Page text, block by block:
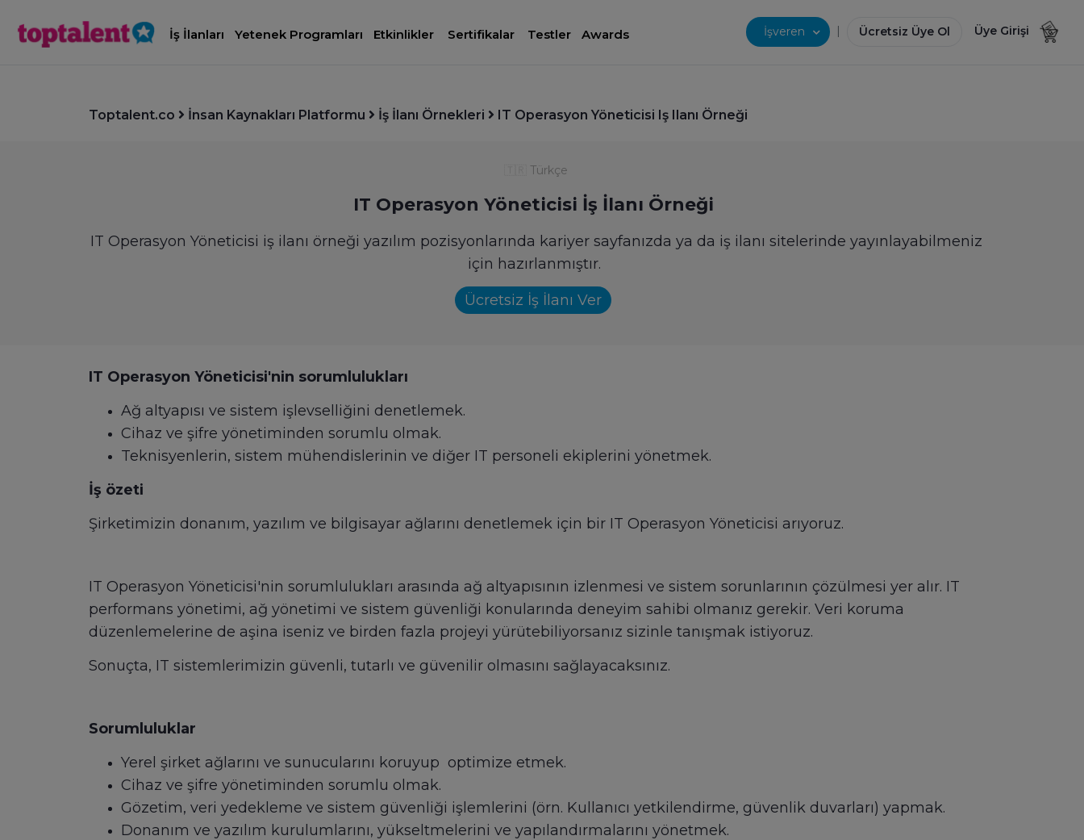
İş İlanları Yetenek Programları Etkinlikler Sertifikalar Testler Awards İşveren | Ücretsiz Üye Ol Üye Girişi
Toptalent.co İnsan Kaynakları Platformu İş İlanı Örnekleri IT Operasyon Yöneticisi Iş Ilanı Örneği
Türkçe
IT Operasyon Yöneticisi İş İlanı Örneği
IT Operasyon Yöneticisi iş ilanı örneği yazılım pozisyonlarında kariyer sayfanızda ya da iş ilanı sitelerinde yayınlayabilmeniz
için hazırlanmıştır.
Ücretsiz İş İlanı Ver
IT Operasyon Yöneticisi'nin sorumlulukları
Ağ altyapısı ve sistem işlevselliğini denetlemek.
Cihaz ve şifre yönetiminden sorumlu olmak.
Teknisyenlerin, sistem mühendislerinin ve diğer IT personeli ekiplerini yönetmek.
İş özeti
Şirketimizin donanım, yazılım ve bilgisayar ağlarını denetlemek için bir IT Operasyon Yöneticisi arıyoruz.
IT Operasyon Yöneticisi'nin sorumlulukları arasında ağ altyapısının izlenmesi ve sistem sorunlarının çözülmesi yer alır. IT
performans yönetimi, ağ yönetimi ve sistem güvenliği konularında deneyim sahibi olmanız gerekir. Veri koruma
düzenlemelerine de aşina iseniz ve birden fazla projeyi yürütebiliyorsanız sizinle tanışmak istiyoruz.
Sonuçta, IT sistemlerimizin güvenli, tutarlı ve güvenilir olmasını sağlayacaksınız.
Sorumluluklar
Yerel şirket ağlarını ve sunucularını koruyup optimize etmek.
Cihaz ve şifre yönetiminden sorumlu olmak.
Gözetim, veri yedekleme ve sistem güvenliği işlemlerini (örn. Kullanıcı yetkilendirme, güvenlik duvarları) yapmak.
Donanım ve yazılım kurulumlarını, yükseltmelerini ve yapılandırmalarını yönetmek.